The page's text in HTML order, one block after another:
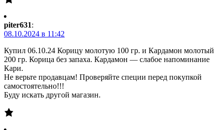
piter631:
08.10.2024 в 11:42
Купил 06.10.24 Корицу молотую 100 гр. и Кардамон молотый
200 гр. Корица без запаха. Кардамон — слабое напоминание
Кари.
Не верьте продавцам! Проверяйте специи перед покупкой
самостоятельно!!!
Буду искать другой магазин.